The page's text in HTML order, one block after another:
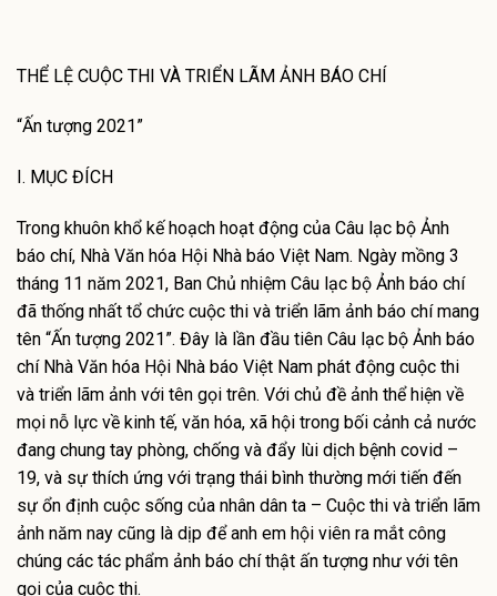
THỂ LỆ CUỘC THI VÀ TRIỂN LÃM ẢNH BÁO CHÍ
“Ấn tượng 2021”
I. MỤC ĐÍCH
Trong khuôn khổ kế hoạch hoạt động của Câu lạc bộ Ảnh
báo chí, Nhà Văn hóa Hội Nhà báo Việt Nam. Ngày mồng 3
tháng 11 năm 2021, Ban Chủ nhiệm Câu lạc bộ Ảnh báo chí
đã thống nhất tổ chức cuộc thi và triển lãm ảnh báo chí mang
tên “Ấn tượng 2021”. Đây là lần đầu tiên Câu lạc bộ Ảnh báo
chí Nhà Văn hóa Hội Nhà báo Việt Nam phát động cuộc thi
và triển lãm ảnh với tên gọi trên. Với chủ đề ảnh thể hiện về
mọi nỗ lực về kinh tế, văn hóa, xã hội trong bối cảnh cả nước
đang chung tay phòng, chống và đẩy lùi dịch bệnh covid –
19, và sự thích ứng với trạng thái bình thường mới tiến đến
sự ổn định cuộc sống của nhân dân ta – Cuộc thi và triển lãm
ảnh năm nay cũng là dịp để anh em hội viên ra mắt công
chúng các tác phẩm ảnh báo chí thật ấn tượng như với tên
gọi của cuộc thi.